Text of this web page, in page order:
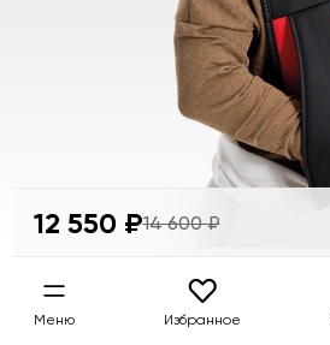
12 550 ₽14 600 ₽
Меню Избранное